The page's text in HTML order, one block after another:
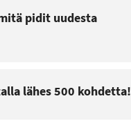
pidit uudesta
lähes 500 kohdetta!